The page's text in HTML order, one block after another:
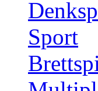
Sport